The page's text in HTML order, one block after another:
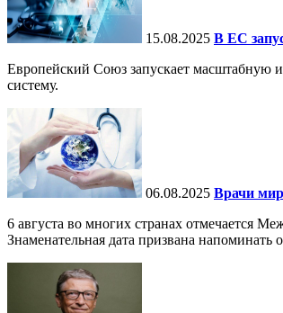
15.08.2025 В ЕС
Европейский Союз запускает масштабную
систему.
06.08.2025 Врачи
6 августа во многих странах отмечается
Знаменательная дата призвана